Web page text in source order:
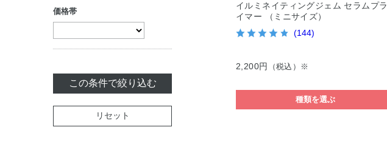
価格帯
この条件で絞り込む
リセット
イルミネイティングジェム セラムプラ
イマー （ミニサイズ）
(144)
2,200円 （税込）※
種類を選ぶ